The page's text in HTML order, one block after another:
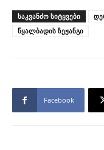
ᲡᲐᲙᲕᲐᲜᲫᲝ ᲡᲘᲢᲧᲕᲔᲑᲘ
წყალბადის ზეჟანგი
Facebook